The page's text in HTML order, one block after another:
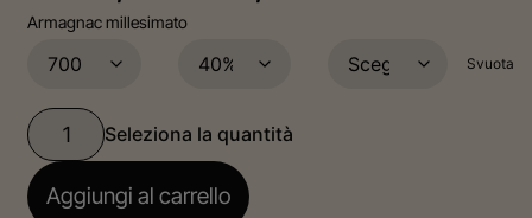
Armagnac millesimato
Svuota
Aggiungi al carrello